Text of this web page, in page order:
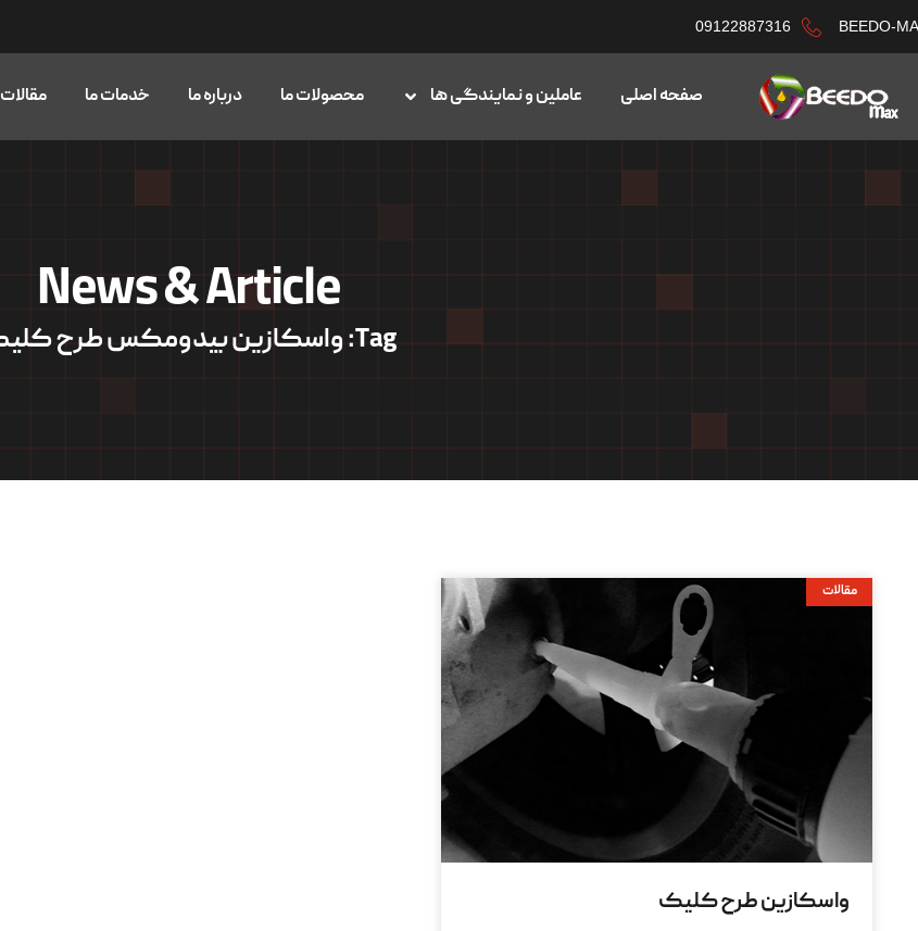
BEEDO-
09122887316
صفحه اصلی عاملین و نمایندگی ها محصولات ما درباره ما خدمات ما مقالات
News & Article
Tag: واسکازین بیدومکس طرح کلیک
مقالات
واسکازین طرح کلیک